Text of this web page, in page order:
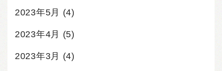
2023年5月 (4)
2023年4月 (5)
2023年3月 (4)